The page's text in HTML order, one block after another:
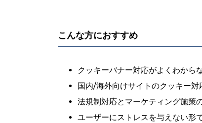
こんな方におすすめ
クッキーバナー対応がよくわから
国内/海外向けサイトのクッキー
法規制対応とマーケティング施策
ユーザーにストレスを与えない形